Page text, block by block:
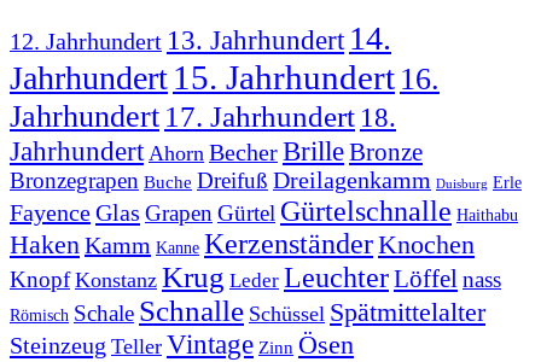
12. Jahrhundert 13. Jahrhundert 14.
Jahrhundert15. Jahrhundert 16.
Jahrhundert 17. Jahrhundert 18.
Jahrhundert Ahorn BecherBrilleBronze
Bronzegrapen Buche Dreifuß Dreilagenkamm Duisburg Erle
FayenceGlas Grapen Gürtel Gürtelschnalle Haithabu
HakenKamm Kanne KerzenständerKnochen
Knopf Konstanz Krug Leder LeuchterLöffelnass
Römisch Schale Schnalle Schüssel Spätmittelalter
Steinzeug Teller Vintage Zinn Ösen